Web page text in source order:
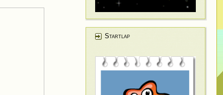
Startlap